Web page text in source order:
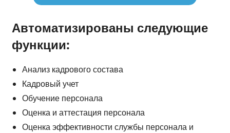
Автоматизированы следующие
функции:
Анализ кадрового состава
Кадровый учет
Обучение персонала
Оценка и аттестация персонала
Оценка эффективности службы персонала и